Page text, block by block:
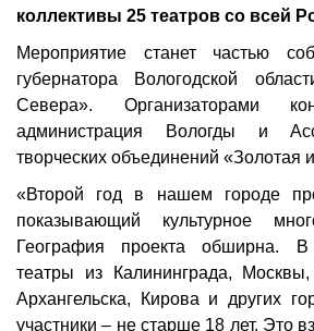
коллективы 25 театров со всей
Мероприятие станет частью
губернатора Вологодской
Севера». Организаторами
администрация Вологды и
творческих объединений «Золотая
«Второй год в нашем городе
показывающий культурное
География проекта обширна. В
театры из Калининграда, Москвы,
Архангельска, Кирова и других
участники – не старше 18 лет. Это